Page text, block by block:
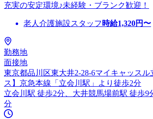
充実の安定環境♪未経験・ブランク歓迎！
老人介護施設スタッフ 時給1,320円〜
勤務地
面接地
東京都品川区東大井2-28-6マイキャッスル
ス】京急本線「立会川駅」より徒歩2分
立会川駅 徒歩2分、大井競馬場前駅 徒歩9
分